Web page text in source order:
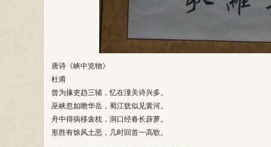
唐诗《峡中览物》
杜甫
曾为掾吏趋三辅，忆在潼关诗兴多。
巫峡忽如瞻华岳，蜀江犹似见黄河。
舟中得病移衾枕，洞口经春长薜萝。
形胜有馀风土恶，几时回首一高歌。